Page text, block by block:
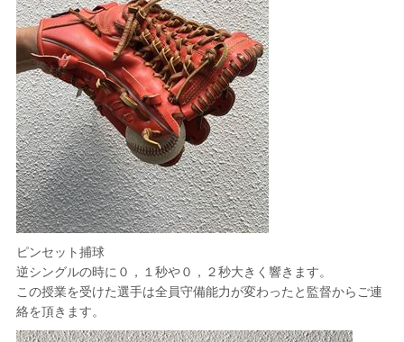
ピンセット捕球
逆シングルの時に０，１秒や０，２秒大きく響きます。
この授業を受けた選手は全員守備能力が変わったと監督からご連
絡を頂きます。